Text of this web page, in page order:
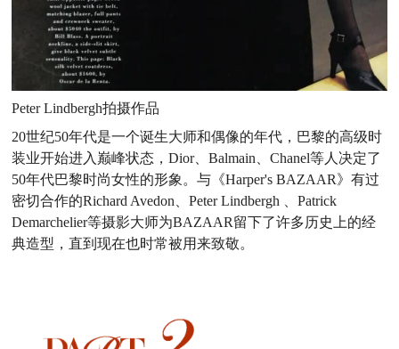
Peter Lindbergh拍摄作品
20世纪50年代是一个诞生大师和偶像的年代，巴黎的高级时
装业开始进入巅峰状态，Dior、Balmain、Chanel等人决定了
50年代巴黎时尚女性的形象。与《Harper's BAZAAR》有过
密切合作的Richard Avedon、Peter Lindbergh 、Patrick
Demarchelier等摄影大师为BAZAAR留下了许多历史上的经
典造型，直到现在也时常被用来致敬。